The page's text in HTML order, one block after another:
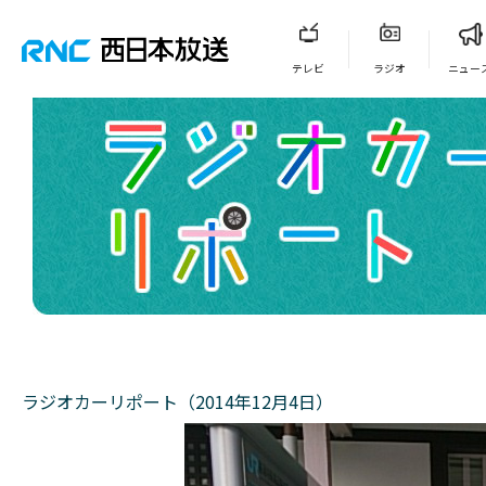
テレビ ラジオ ニュー
ラジオカーリポート（2014年12月4日）